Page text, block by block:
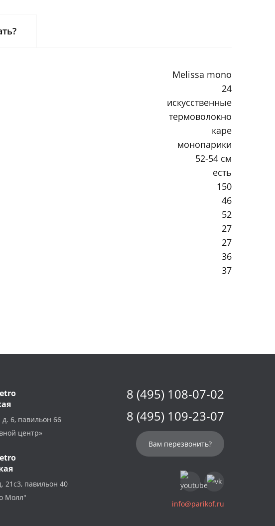
Melissa mono
24
искусственные
термоволокно
каре
монопарики
52-54 см
есть
150
46
52
27
27
36
37
6, павильон 66
центр»
21с3, павильон 40
Молл"
8 (495) 108-07-02
8 (495) 109-23-07
Вам перезвонить?
info@parikof.ru